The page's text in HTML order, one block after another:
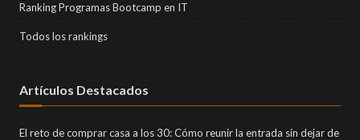
Ranking Programas Bootcamp en IT
Todos los rankings
Artículos Destacados
El reto de comprar casa a los 30: Cómo reunir la entrada sin dejar de